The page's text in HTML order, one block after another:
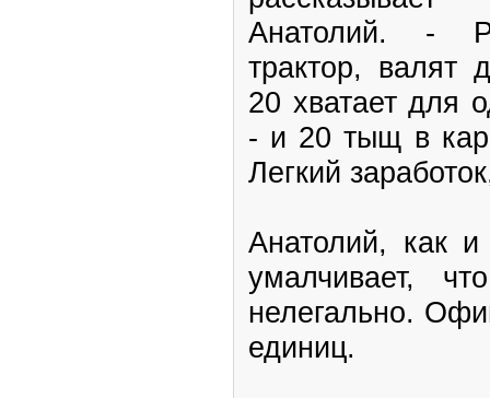
Анатолий. -
трактор, валят
20 хватает для
- и 20 тыщ в
Легкий
Анатолий, как
умалчивает,
нелегально.
единиц.